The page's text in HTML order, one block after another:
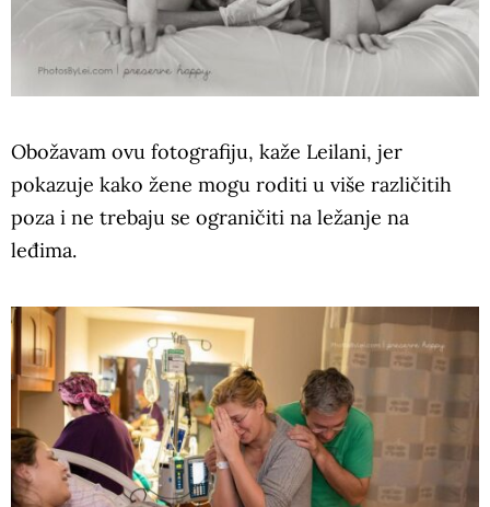
Obožavam ovu fotografiju, kaže Leilani, jer
pokazuje kako žene mogu roditi u više različitih
poza i ne trebaju se ograničiti na ležanje na
leđima.